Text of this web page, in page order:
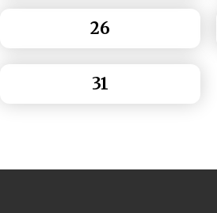
26
31